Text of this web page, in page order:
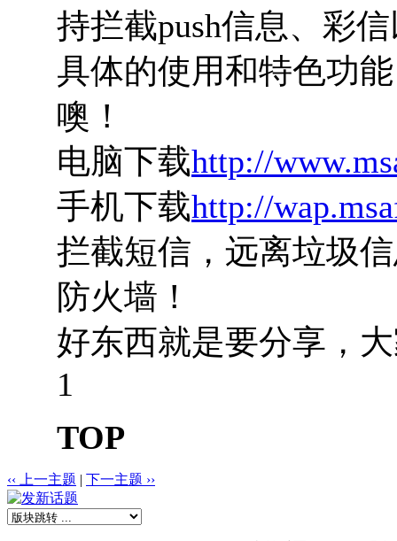
持拦截push信息、彩
具体的使用和特色功
噢！
电脑下载http://
手机下载http://
拦截短信，远离垃圾
防火墙！
好东西就是要分享，
1
TOP
‹‹ 上一主题 | 下一主题 ››